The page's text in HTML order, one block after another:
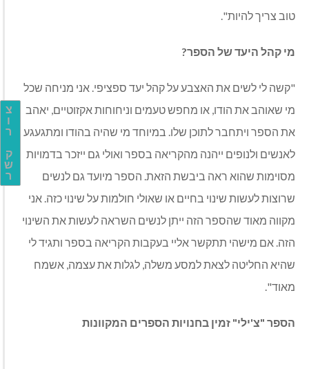
צ
ו
ר
ק
ש
ר
טוב צריך להיות".
מי קהל היעד של הספר?
"קשה לי לשים את האצבע על קהל יעד ספציפי. אני מניחה שכל
מי שאוהב את הודו, או מחפש טעמים וניחוחות אקזוטיים, יאהב
את הספר ויתחבר לתוכן שלו. במיוחד מי שהיה בהודו ומתגעגע
לאנשים ולנופים ייהנה מהקריאה בספר ואולי גם ייזכר בדמויות
מסוימות שהוא ראה ביבשת הזאת. הספר מיועד גם לנשים
שרוצות לעשות שינוי בחיים או שאולי חולמות על שינוי כזה. אני
מקווה מאוד שהספר הזה ייתן לנשים השראה לעשות את השינוי
הזה. אם מישהי תתקשר אליי בעקבות הקריאה בספר ותגיד לי
שהיא החליטה לצאת למסע משלה, לגלות את עצמה, אשמח
מאוד".
הספר "צ'ילי" זמין בחנויות הספרים המקוונות